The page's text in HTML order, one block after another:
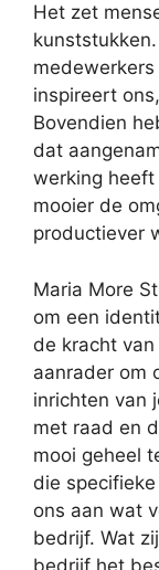
Het zet
inspireert
Bovendien
dat
werking
mooier de
productiever
Maria More
om een
de kracht
aanrader om
inrichten van
met raad en
mooi geheel
die
ons aan wat
bedrijf. Wat
bedrijf het